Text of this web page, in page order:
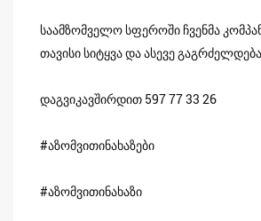
საამზომველო სფეროში ჩვენმა
თავისი სიტყვა და ასევე
დაგვიკავშირდით 597 77 33 26
#აზომვითინახაზები
#აზომვითინახაზი